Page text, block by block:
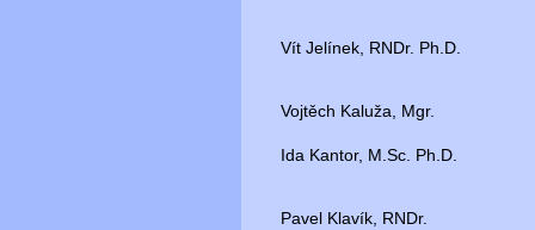
Vít Jelínek, RNDr. Ph.D.
Vojtěch Kaluža, Mgr.
Ida Kantor, M.Sc. Ph.D.
Pavel Klavík, RNDr.